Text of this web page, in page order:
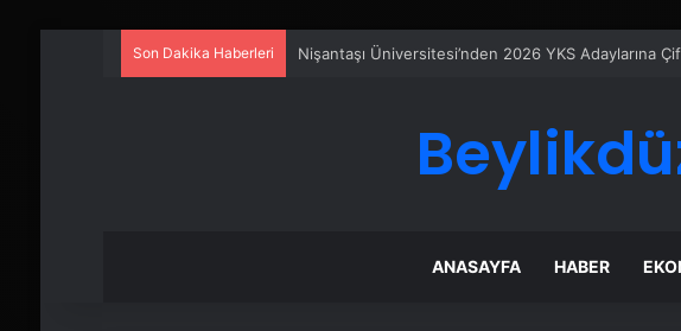
Son Dakika Haberleri Ankara rent a car
ANASAYFA HABER